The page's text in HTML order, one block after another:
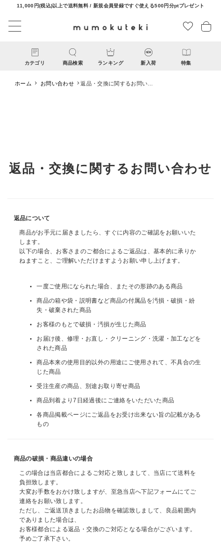
11,000円(税込)以上で送料無料 / 新規会員登録ですぐ使える500円分ptプレゼント
カテゴリ 商品検索 ランキング 新入荷 特集
リビング雑貨
食品
ギフト
全ての商品
CONTENTS
ご利用ガイド
お問い合わせ
ホーム お問い合わせ
返品・交換に関するお問い合
返品・交換に関するお問い合わせ
返品について
商品がお手元に届きましたら、すぐに内容のご確認をお願いいた
します。
以下の場合、お客さまのご都合によるご返品は、基本的に承りか
ねますこと、ご理解いただけますようお願い申し上げます。
一度ご使用になられた場合、またその形跡のある商品
商品の箱や袋・説明書など商品の付属品を汚損・破損・紛
失・破棄された商品
お客様のもとで破損・汚損が生じた商品
お届け後、修理・お直し・クリーニング・洗濯・加工などを
された商品
商品本来の使用目的以外の用途にご使用されて、不具合の生
じた商品
受注生産の商品、別途お取り寄せ商品
商品到着より7日経過後にご連絡をいただいた商品
各商品掲載ページにご返品をお受け出来ない旨の記載がある
もの
商品の破損・商品違いの場合
この場合は当店都合によるご対応と致しまして、当店にて送料を
負担致します。
大変お手数をおかけ致しますが、至急当店へ下記フォームにてご
連絡をお願い致します。
ただし、ご返送頂きましたお品物を確認致しまして、良品範囲内
でありました場合は、
お客様都合による返品・交換のご対応となる場合がございます。
予めご了承下さい。